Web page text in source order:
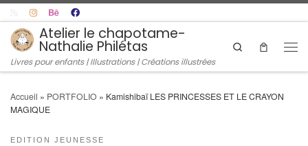
Skip to content
Atelier le chapotame-
Nathalie Philétas
Livres pour enfants | Illustrations | Créations illustrées
Search
Accueil » PORTFOLIO » Kamishibaï LES PRINCESSES ET LE CRAYON
MAGIQUE
EDITION JEUNESSE